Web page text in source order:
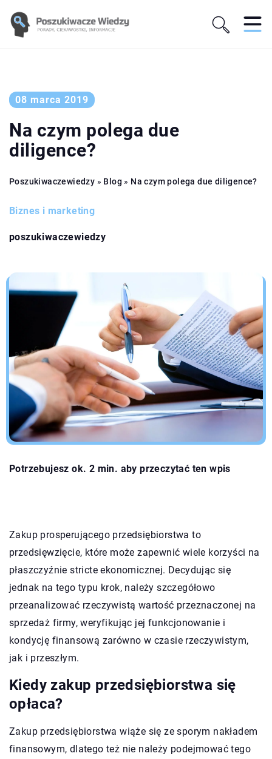
08 marca 2019
Na czym polega due
diligence?
Poszukiwaczewiedzy » Blog » Na czym polega due diligence?
Biznes i marketing
poszukiwaczewiedzy
Potrzebujesz ok. 2 min. aby przeczytać ten wpis
Zakup prosperującego przedsiębiorstwa to
przedsięwzięcie, które może zapewnić wiele korzyści na
płaszczyźnie stricte ekonomicznej. Decydując się
jednak na tego typu krok, należy szczegółowo
przeanalizować rzeczywistą wartość przeznaczonej na
sprzedaż firmy, weryfikując jej funkcjonowanie i
kondycję finansową zarówno w czasie rzeczywistym,
jak i przeszłym.
Kiedy zakup przedsiębiorstwa się
opłaca?
Zakup przedsiębiorstwa wiąże się ze sporym nakładem
finansowym, dlatego też nie należy podejmować tego